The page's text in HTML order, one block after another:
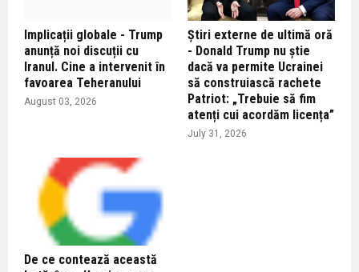
Implicații globale - Trump
anunță noi discuții cu
Iranul. Cine a intervenit în
favoarea Teheranului
August 03, 2026
Știri externe de ultimă oră
- Donald Trump nu știe
dacă va permite Ucrainei
să construiască rachete
Patriot: „Trebuie să fim
atenți cui acordăm licența”
July 31, 2026
De ce contează această